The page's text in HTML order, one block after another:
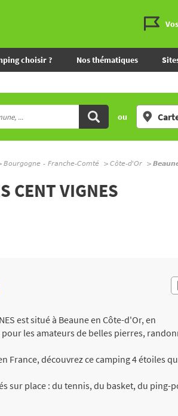
choisir ? Nos thématiques
ou
Bourgogne - Franche-Comté Côte-d'Or
CENT VIGNES
est situé à Beaune en Côte-d'Or, en
les amateurs de belles pierres,
France, découvrez ce camping 4 étoiles
sur place : du tennis, du basket, du ping-